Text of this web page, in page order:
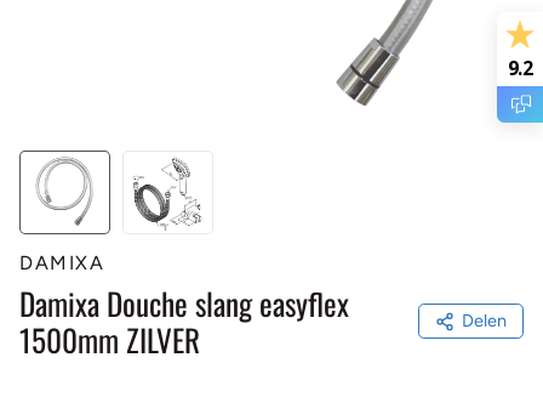
DAMIXA
Damixa Douche slang easyflex
1500mm ZILVER
Delen
9.2